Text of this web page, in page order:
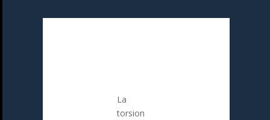
La
torsion